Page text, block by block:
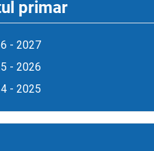
primar
- 2027
- 2026
- 2025